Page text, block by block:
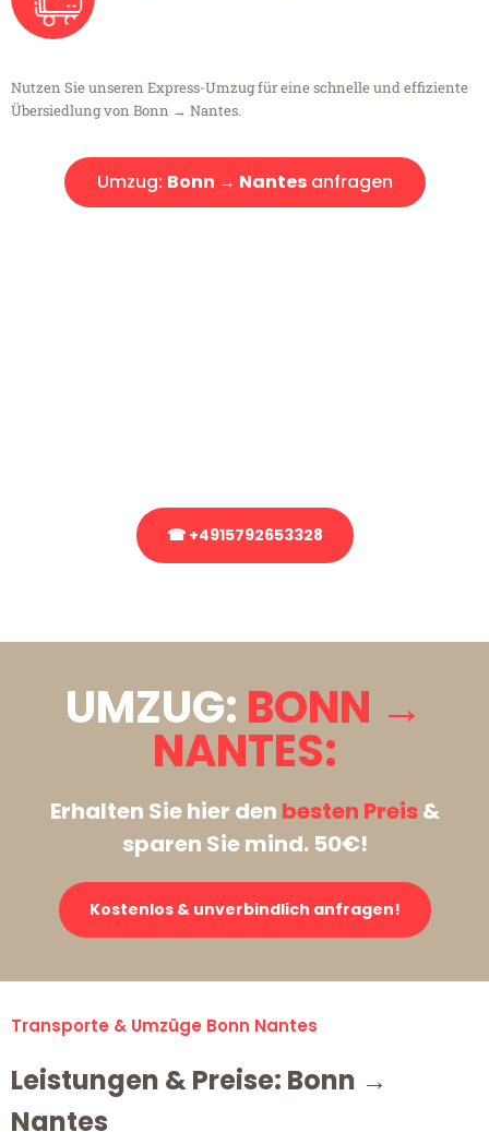
Nutzen Sie unseren Express-Umzug für eine schnelle und effiziente
Übersiedlung von Bonn → Nantes.
Umzug: Bonn → Nantesanfragen
☎ +4915792653328
UMZUG: BONN →
NANTES:
Erhalten Sie hier den besten Preis&
sparen Sie mind. 50€!
Kostenlos & unverbindlich anfragen!
Transporte & Umzüge Bonn Nantes
Leistungen & Preise: Bonn →
Nantes